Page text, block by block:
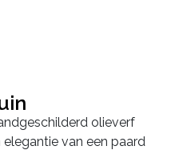
olieverf
van een paard